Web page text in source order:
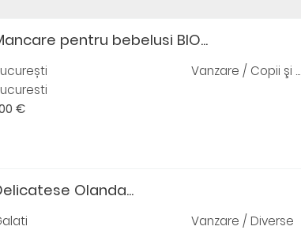
pentru bebelusi BIO...
€
Vanzare / Copii şi ...
Olanda...
Vanzare / Diverse